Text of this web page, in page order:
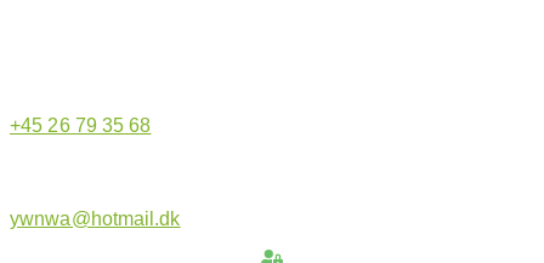
+45 26 79 35 68
ywnwa@hotmail.dk